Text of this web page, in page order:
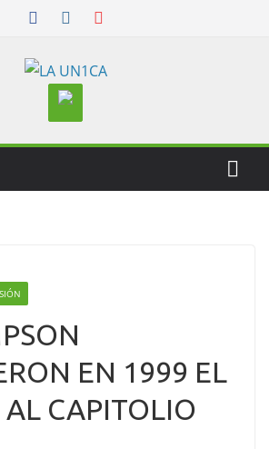
EN 1999 EL
AL CAPITOLIO